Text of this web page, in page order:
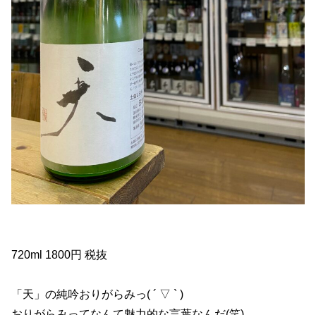
720ml 1800円 税抜
「天」の純吟おりがらみっ( ´ ▽ ` )